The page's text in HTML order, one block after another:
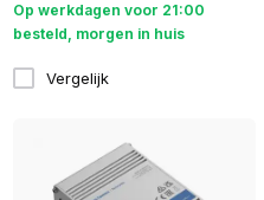
Op werkdagen voor 21:00
besteld, morgen in huis
Vergelijk